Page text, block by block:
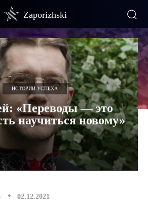
Zaporizhski
ИСТОРИИ УСПЕХА
«Переводы — это
научиться новому»
02.12.2021